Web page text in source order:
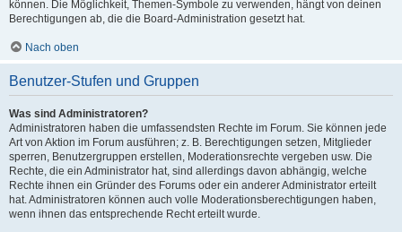
können. Die Möglichkeit, Themen-Symbole zu verwenden, hängt von deinen
Berechtigungen ab, die die Board-Administration gesetzt hat.
Nach oben
Benutzer-Stufen und Gruppen
Was sind Administratoren?
Administratoren haben die umfassendsten Rechte im Forum. Sie können jede
Art von Aktion im Forum ausführen; z. B. Berechtigungen setzen, Mitglieder
sperren, Benutzergruppen erstellen, Moderationsrechte vergeben usw. Die
Rechte, die ein Administrator hat, sind allerdings davon abhängig, welche
Rechte ihnen ein Gründer des Forums oder ein anderer Administrator erteilt
hat. Administratoren können auch volle Moderationsberechtigungen haben,
wenn ihnen das entsprechende Recht erteilt wurde.